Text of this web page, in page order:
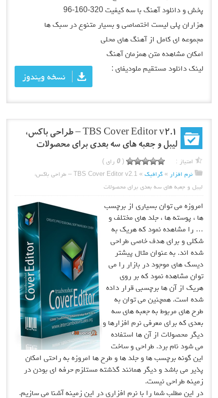
آهنگ با سه کیفیت 320-160-96
لیست اختصاصی و بسیار متنوع در سبک ها
کامل از آهنگ های محلی
متن همزمان آهنگ
مستقیم ملودیفای :
نسخه ویندوز
TBS Cover Editor v2.1 – طراحی باکس،
لیبل و جعبه های سه بعدی برای محصولات
(
0رای )
»گرافیک »
TBS Cover Editor v2.1 – طراحی باکس،
های سه بعدی برای محصولات
توان بسیاری از برچسب
ها ، جلد های مختلف و
نمود که هریک به
هدف خاصی طراحی
به عنوان مثال پیشتر
موجود در بازار را می
نمود که بر روی
ها برچسبی قرار داده
همچنین می توان به
به جعبه های سه
معرفی نرم افزارها و
از آن ها استفاده
برد. طراحی و ساخت
برچسب ها و جلد ها و طرح ها امروزه به راحتی امکان
و دیگر همانند گذشته مستلزم حرفه ای بودن در
نیست.
شما را با نرم افزاری در این زمینه آشنا می سازیم.